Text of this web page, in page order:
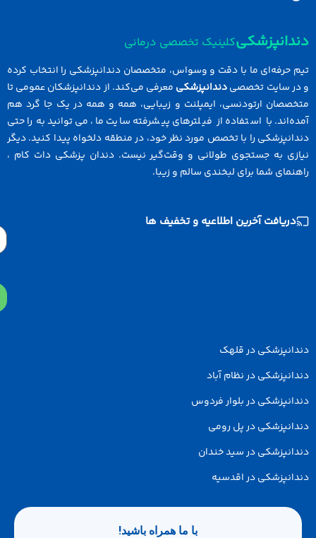
کلینیک تخصصی درمانی
حرفه‌ای ما با دقت و وسواس، متخصصان دندانپزشکی را انتخاب کرده
سایت تخصصیدندانپزشکیمعرفی می‌کند. از دندانپزشکان عمومی تا
ارتودنسی، ایمپلنت و زیبایی، همه و همه در یک جا گرد هم
با استفاده از فیلترهای پیشرفته سایت ما، می‌توانید به راحتی
را با تخصص مورد نظر خود، در منطقه دلخواه پیدا کنید. دیگر
به جستجوی طولانی و وقت‌گیر نیست. دندان پزشکی دات کام ،
شما برای لبخندی سالم و زیبا.
دریافت آخرین اطلاعیه و تخفیف ها
در قلهک
در نظام آباد
در بلوار فردوس
در پل رومی
در سید خندان
در اقدسیه
با ما همراه باشید!